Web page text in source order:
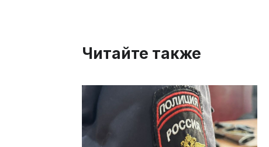
Читайте также